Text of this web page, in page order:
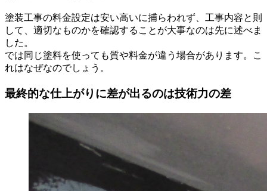
塗装工事の料金設定は安い高いに捕らわれず、工事内容と則
して、適切なものかを確認することが大事なのは先に述べま
した。
では同じ塗料を使っても質や料金が違う場合があります。こ
れはなぜなのでしょう。
最終的な仕上がりに差が出るのは技術力の差